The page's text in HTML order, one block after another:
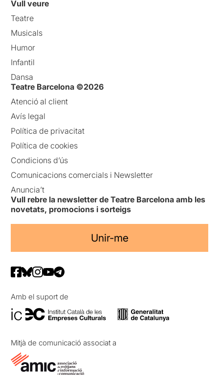
Vull veure
Teatre
Musicals
Humor
Infantil
Dansa
Teatre Barcelona ©2026
Atenció al client
Avís legal
Política de privacitat
Política de cookies
Condicions d’ús
Comunicacions comercials i Newsletter
Anuncia’t
Vull rebre la newsletter de Teatre Barcelona amb les
novetats, promocions i sorteigs
Unir-me
Amb el suport de
Mitjà de comunicació associat a